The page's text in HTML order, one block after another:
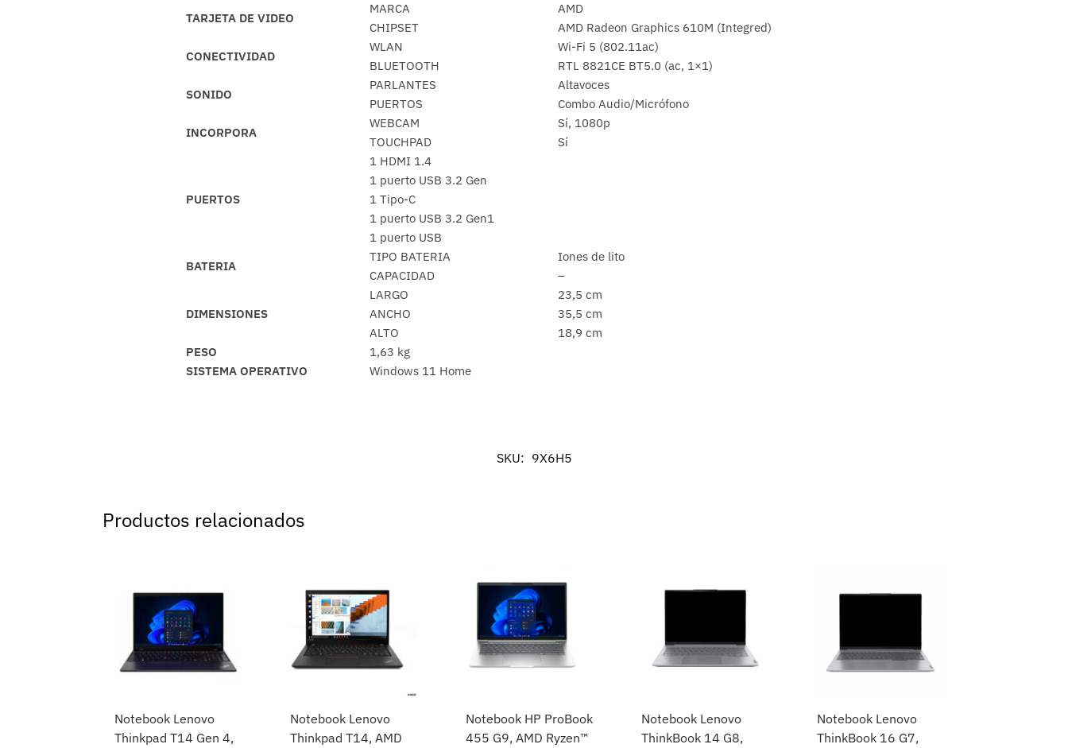
TARJETA DE VIDEO
MARCA
AMD
CHIPSET
AMD Radeon Graphics 610M (Integred)
CONECTIVIDAD
WLAN
Wi-Fi 5 (802.11ac)
BLUETOOTH
RTL 8821CE BT5.0 (ac, 1×1)
SONIDO
PARLANTES
Altavoces
PUERTOS
Combo Audio/Micrófono
INCORPORA
WEBCAM
Sí, 1080p
TOUCHPAD
Sí
PUERTOS
1 HDMI 1.4
1 puerto USB 3.2 Gen
1 Tipo-C
1 puerto USB 3.2 Gen1
1 puerto USB
BATERIA
TIPO BATERIA
Iones de lito
CAPACIDAD
–
DIMENSIONES
LARGO
23,5 cm
ANCHO
35,5 cm
ALTO
18,9 cm
PESO
1,63 kg
SISTEMA OPERATIVO
Windows 11 Home
SKU: 9X6H5
Productos relacionados
Notebook Lenovo
Thinkpad T14 Gen 4,
Notebook Lenovo
Thinkpad T14, AMD
Notebook HP ProBook
455 G9, AMD Ryzen™
Notebook Lenovo
ThinkBook 14 G8,
Notebook Lenovo
ThinkBook 16 G7,